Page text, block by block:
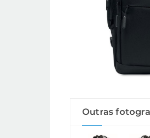
Outras